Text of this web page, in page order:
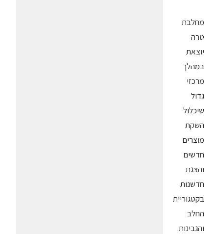
מחלבת
טרה
יוצאת
במהלך
מרכזי
גדול
שיכלול
השקת
מוצרים
חדשים
והצגת
חדשנות
בקטגוריית
החלב
והגבינות.